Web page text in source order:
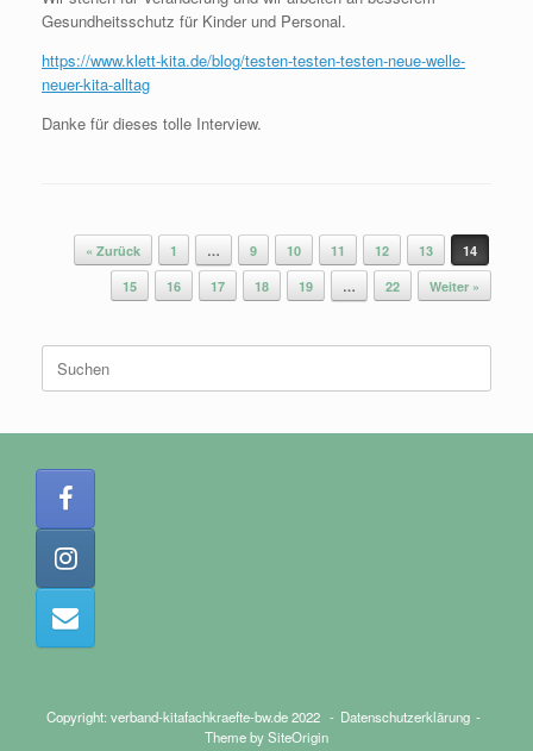
Gesundheitsschutz für Kinder und Personal.
https://www.klett-kita.de/blog/testen-testen-testen-neue-welle-
neuer-kita-alltag
Danke für dieses tolle Interview.
Beitragsnavigation
« Zurück 1 … 9 10 11 12 13
14
15
16 17 18 19 … 22 Weiter »
Suchen
nach:
Copyright: verband-kitafachkraefte-bw.de 2022
Datenschutzerklärung
Theme bySiteOrigin